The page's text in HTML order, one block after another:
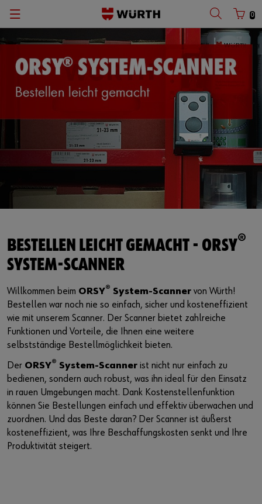
0
BESTELLEN LEICHT GEMACHT - ORSY®
SYSTEM-SCANNER
Willkommen beim ORSY® System-Scanner von Würth!
Bestellen war noch nie so einfach, sicher und kosteneffizient
wie mit unserem Scanner. Der Scanner bietet zahlreiche
Funktionen und Vorteile, die Ihnen eine weitere
selbstständige Bestellmöglichkeit bieten.
Der ORSY® System-Scanner ist nicht nur einfach zu
bedienen, sondern auch robust, was ihn ideal für den Einsatz
in rauen Umgebungen macht. Dank Kostenstellenfunktion
können Sie Bestellungen einfach und effektiv überwachen und
zuordnen. Und das Beste daran? Der Scanner ist äußerst
kosteneffizient, was Ihre Beschaffungskosten senkt und Ihre
Produktivität steigert.